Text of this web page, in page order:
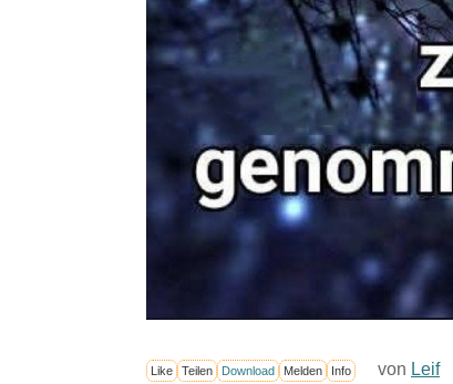
Like Teilen Download Melden Info von Leif